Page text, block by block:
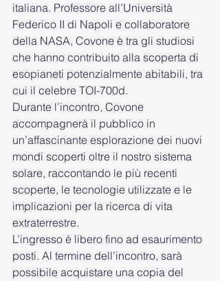
italiana. Professore all’Università
Federico II di Napoli e collaboratore
della NASA, Covone è tra gli studiosi
che hanno contribuito alla scoperta di
esopianeti potenzialmente abitabili, tra
cui il celebre TOI-700d.
Durante l’incontro, Covone
accompagnerà il pubblico in
un’affascinante esplorazione dei nuovi
mondi scoperti oltre il nostro sistema
solare, raccontando le più recenti
scoperte, le tecnologie utilizzate e le
implicazioni per la ricerca di vita
extraterrestre.
L’ingresso è libero fino ad esaurimento
posti. Al termine dell’incontro, sarà
possibile acquistare una copia del